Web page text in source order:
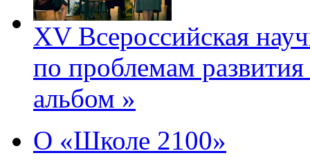
XV Всероссийская
по проблемам
альбом »
О «Школе 2100»